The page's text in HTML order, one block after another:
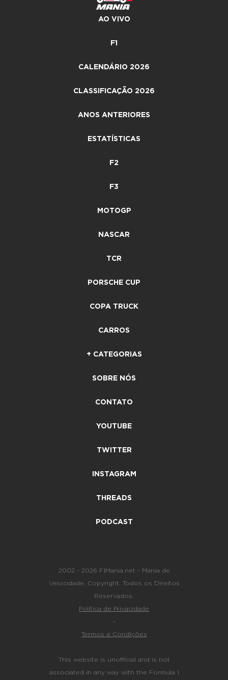
AO VIVO
F1
CALENDÁRIO 2026
CLASSIFICAÇÃO 2026
ANOS ANTERIORES
ESTATÍSTICAS
F2
F3
MOTOGP
NASCAR
TCR
PORSCHE CUP
COPA TRUCK
CARROS
+ CATEGORIAS
SOBRE NÓS
CONTATO
YOUTUBE
TWITTER
INSTAGRAM
THREADS
PODCAST
2002 - 2026 F1Mania.net - Mania de
Velocidade. Copyright. Todos os Direitos
Reservados.
Política de Privacidade
-
Termos e Condições
This website is unofficial and is not
associated in any way with the Formula 1